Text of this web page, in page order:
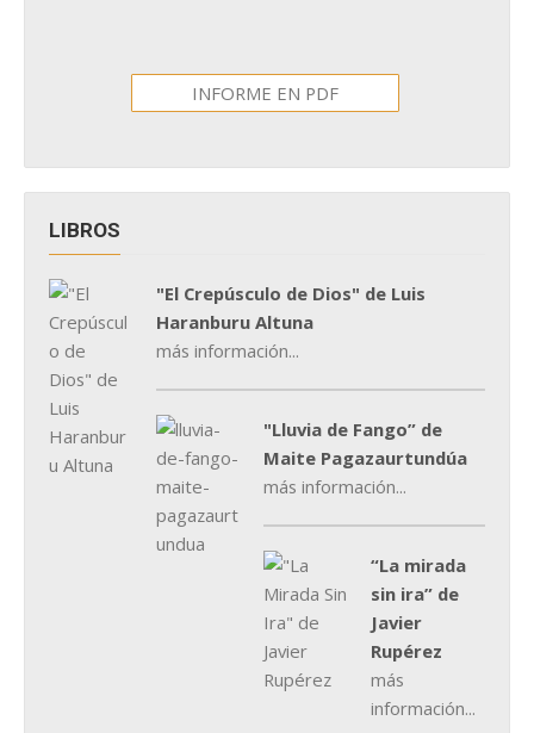
INFORME EN PDF
LIBROS
"El Crepúsculo de Dios" de Luis
Haranburu Altuna
más información...
"Lluvia de Fango” de
Maite Pagazaurtundúa
más información...
“La mirada
sin ira” de
Javier
Rupérez
más
información...